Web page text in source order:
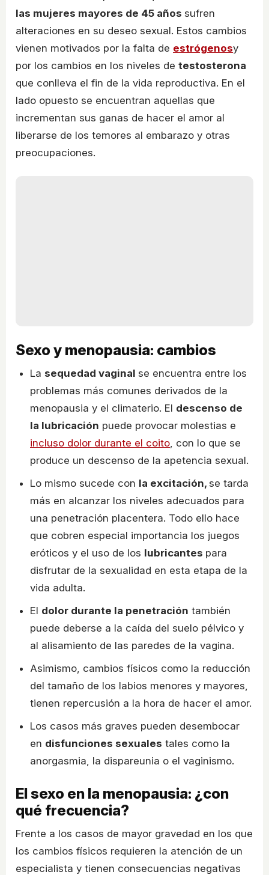
las mujeres mayores de 45 años sufren
alteraciones en su deseo sexual. Estos cambios
vienen motivados por la falta de estrógenosy
por los cambios en los niveles de testosterona
que conlleva el fin de la vida reproductiva. En el
lado opuesto se encuentran aquellas que
incrementan sus ganas de hacer el amor al
liberarse de los temores al embarazo y otras
preocupaciones.
Sexo y menopausia: cambios
La sequedad vaginal se encuentra entre los
problemas más comunes derivados de la
menopausia y el climaterio. El descenso de
la lubricación puede provocar molestias e
incluso dolor durante el coito , con lo que se
produce un descenso de la apetencia sexual.
Lo mismo sucede con la excitación, se tarda
más en alcanzar los niveles adecuados para
una penetración placentera. Todo ello hace
que cobren especial importancia los juegos
eróticos y el uso de los lubricantes para
disfrutar de la sexualidad en esta etapa de la
vida adulta.
El dolor durante la penetración también
puede deberse a la caída del suelo pélvico y
al alisamiento de las paredes de la vagina.
Asimismo, cambios físicos como la reducción
del tamaño de los labios menores y mayores,
tienen repercusión a la hora de hacer el amor.
Los casos más graves pueden desembocar
en disfunciones sexuales tales como la
anorgasmia, la dispareunia o el vaginismo.
El sexo en la menopausia: ¿con
qué frecuencia?
Frente a los casos de mayor gravedad en los que
los cambios físicos requieren la atención de un
especialista y tienen consecuencias negativas